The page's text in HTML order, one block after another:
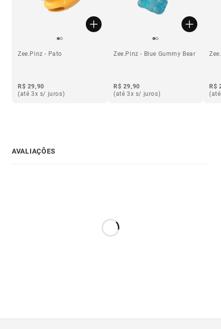
Zee.Pinz - Pato
R$ 29,90
(até 3x s/ juros)
Zee.Pinz - Blue Gummy Bear
R$ 29,90
(até 3x s/ juros)
R$
AVALIAÇÕES